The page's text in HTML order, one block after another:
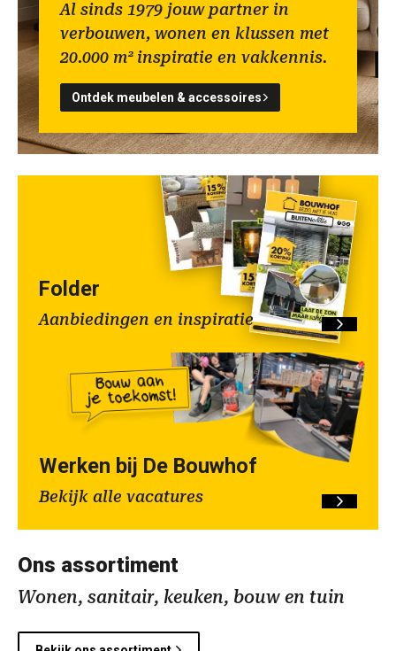
Al sinds 1979 jouw partner in
verbouwen, wonen en klussen met
20.000 m² inspiratie en vakkennis.
Ontdek meubelen & accessoires
Folder
Aanbiedingen en inspiratie
Werken bij De Bouwhof
Bekijk alle vacatures
Ons assortiment
Wonen, sanitair, keuken, bouw en tuin